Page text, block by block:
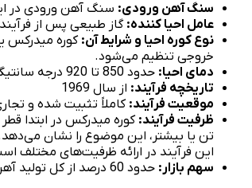
سنگ آهن ورودی: سنگ آهن ورودی در
عامل احیا کننده: گاز طبیعی پس از
نوع کوره احیا و شرایط آن: کوره میدرکس
خروجی تنظیم می‌شود.
دمای احیا: حدود 850 تا 920 درجه سانتیگراد
تاریخچه فرآیند: از سال 1969
موقعیت فرآیند: کاملاً تثبیت شده و
ظرفیت فرآیند:
تن یا بیشتر، این موضوع را نشان
این فرآیند در ارائه ظرفیت‌های مختلف
سهم بازار: حدود 60 درصد از کل تولید آهن اسفنجی